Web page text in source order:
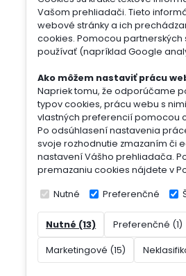
Vašom prehliadači. Tieto
webové stránky a ich
cookies. Pomocou partnerských
používať (napríklad Google
Ako môžem nastaviť prácu
Napriek tomu, že odporúčame
typov cookies, prácu webu s
vlastných preferencií pomocou
Po odsúhlasení nastavenia
svoje rozhodnutie zmazaním či
nastavení Vášho prehliadača.
premazaniu cookies nájdete v
Nutné Preferenčné
Nutné (13) Preferenčné (1)
Marketingové (15)